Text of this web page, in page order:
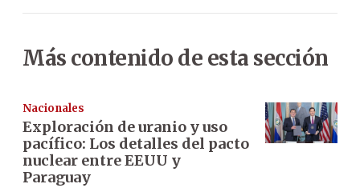
Más contenido de esta sección
Nacionales
Exploración de uranio y uso
pacífico: Los detalles del pacto
nuclear entre EEUU y
Paraguay